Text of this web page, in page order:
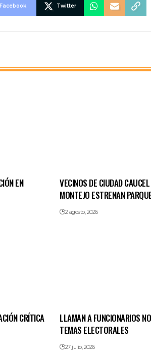
Facebook Twitter
EN
VECINOS DE CIUDAD
MONTEJO ESTRENAN
2 agosto, 2026
CRÍTICA
LLAMAN A FUNCIONARIOS
TEMAS ELECTORALES
27 julio, 2026